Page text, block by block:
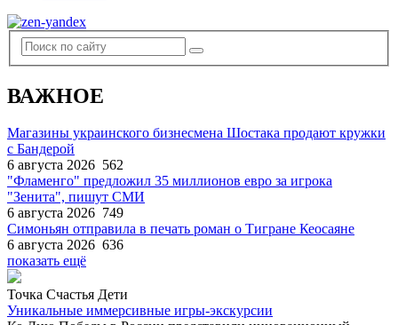
ВАЖНОЕ
Магазины украинского бизнесмена Шостака продают кружки
с Бандерой
6 августа 2026 562
"Фламенго" предложил 35 миллионов евро за игрока
"Зенита", пишут СМИ
6 августа 2026 749
Симоньян отправила в печать роман о Тигране Кеосаяне
6 августа 2026 636
показать ещё
Точка Счастья Дети
Уникальные иммерсивные игры-экскурсии